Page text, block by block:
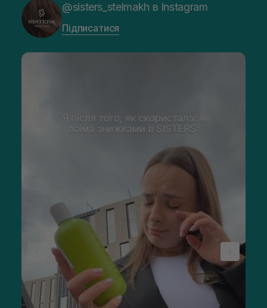
@sisters_stelmakh в Instagram
Підписатися